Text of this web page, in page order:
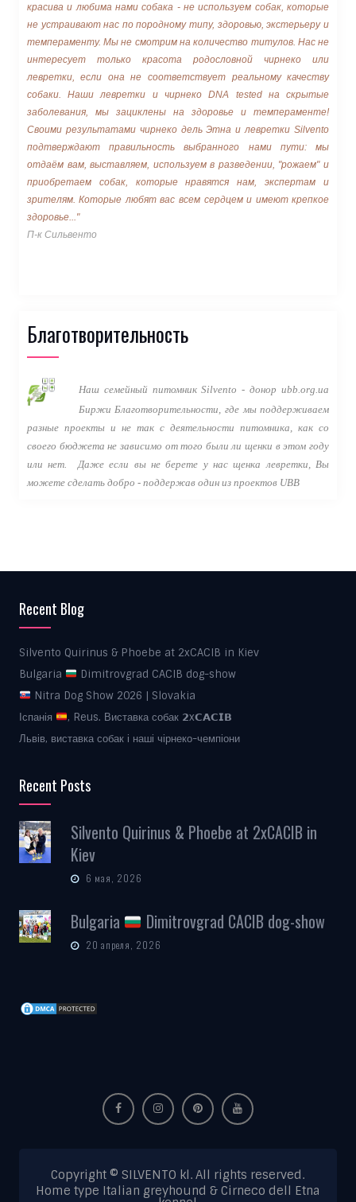
красива и любима нами собака - не используем собак, которые
не устраивают нас по породному типу, здоровью, экстерьеру и
темпераменту. Мы не смотрим на количество титулов. Нас не
интересует только красота родословной чирнеко или
левретки, если она не соответствует реальному качеству
собаки. Наши левретки и чирнеко DNA tested на скрытые
заболевания, мы зациклены на здоровье и темпераменте!
Своими результатами чирнеко дель Этна и левретки Silvento
подтверждают правильность выбранного нами пути: мы
отдаём вам, выставляем, используем в разведении, "рожаем" и
приобретаем собак, которые нравятся нам, экспертам и
зрителям. Которые любят вас всем сердцем и имеют крепкое
здоровье..."
П-к Сильвенто
Благотворительность
Наш семейный питомник Silvento - донор ubb.org.ua
Биржи Благотворительности, где мы поддерживаем
разные проекты и не так с деятельности питомника, как со
своего бюджета не зависимо от того были ли щенки в этом году
или нет.
Даже если вы не берете у нас щенка левретки, Вы
можете сделать добро - поддержав один из проектов UBB
Recent Blog
Silvento Quirinus & Phoebe at 2xCACIB in Kiev
Bulgaria
Dimitrovgrad CACIB dog-show
Nitra Dog Show 2026 | Slovakia
Іспанія
, Reus. Виставка собак 𝟮x𝗖𝗔𝗖𝗜𝗕
Львів, виставка собак і наші чірнеко-чемпіони
Recent Posts
Silvento Quirinus & Phoebe at 2xCACIB in
Kiev
6 мая, 2026
Bulgaria Dimitrovgrad CACIB dog-show
20 апреля, 2026
Copyright © SILVENTO kl. All rights reserved.
Home type Italian greyhound & Cirneco dell Etna